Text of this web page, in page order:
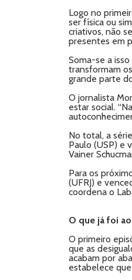
Logo no
ser física ou
criativos, não
presentes em
Soma-se a
transformam
grande parte
O jornalista
estar social.
No total, a
Paulo (USP) e
Vainer
Para os
(UFRJ) e
coordena o
O que já foi ao
O primeiro
que as
acabam por
estabelece